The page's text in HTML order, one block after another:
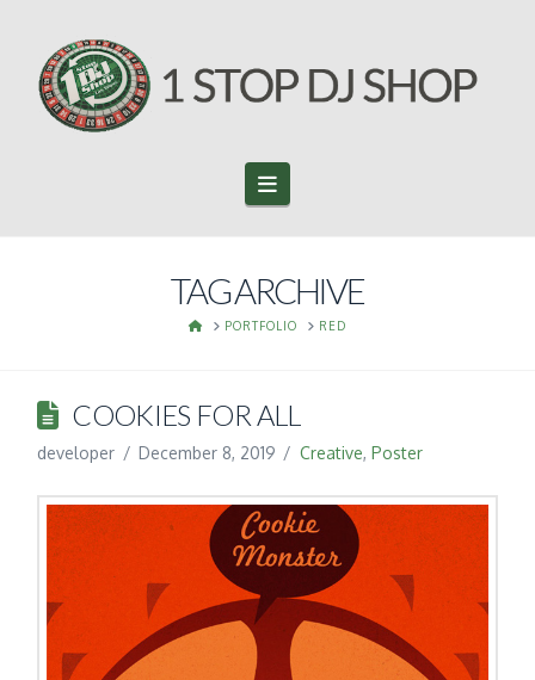
Navigation
TAG ARCHIVE
HOMEPORTFOLIO RED
COOKIES FOR ALL
developer December 8, 2019 Creative, Poster